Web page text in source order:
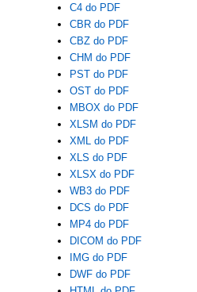
C4 do PDF
CBR do PDF
CBZ do PDF
CHM do PDF
PST do PDF
OST do PDF
MBOX do PDF
XLSM do PDF
XML do PDF
XLS do PDF
XLSX do PDF
WB3 do PDF
DCS do PDF
MP4 do PDF
DICOM do PDF
IMG do PDF
DWF do PDF